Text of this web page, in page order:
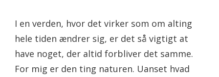
I en verden, hvor det virker som om alting
hele tiden ændrer sig, er det så vigtigt at
have noget, der altid forbliver det samme.
For mig er den ting naturen. Uanset hvad